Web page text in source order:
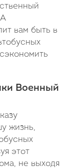
вам быть в
Военный
жизнь,
этот
не выходя